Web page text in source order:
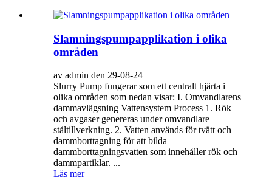
Slamningspumpapplikation i olika
områden
av admin den 29-08-24
Slurry Pump fungerar som ett centralt hjärta i
olika områden som nedan visar: I. Omvandlarens
dammavlägsning Vattensystem Process 1. Rök
och avgaser genereras under omvandlare
ståltillverkning. 2. Vatten används för tvätt och
dammborttagning för att bilda
dammborttagningsvatten som innehåller rök och
dammpartiklar. ...
Läs mer